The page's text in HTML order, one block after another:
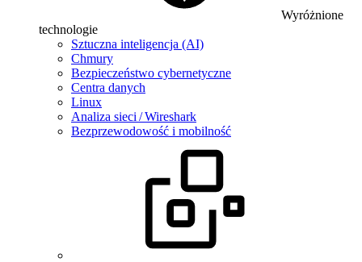
Wyróżnione
technologie
Sztuczna inteligencja (AI)
Chmury
Bezpieczeństwo cybernetyczne
Centra danych
Linux
Analiza sieci / Wireshark
Bezprzewodowość i mobilność